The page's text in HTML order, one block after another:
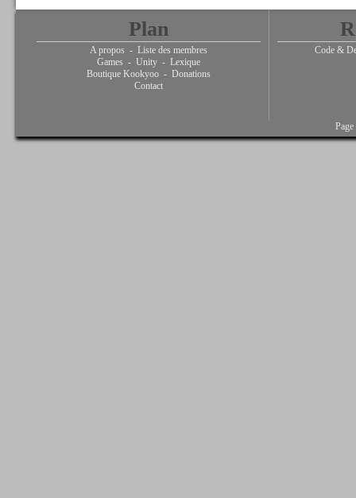
Plan
A propos - Liste des membres
Games - Unity - Lexique
Boutique Kookyoo - Donations
Contact
Code &